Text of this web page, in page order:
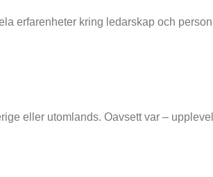
erfarenheter kring ledarskap och
eller utomlands. Oavsett var –